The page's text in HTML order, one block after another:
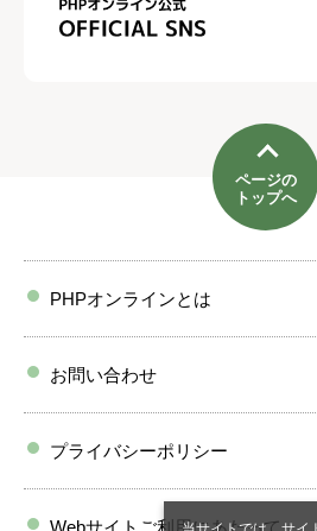
ページの
トップへ
PHPオンラインとは
お問い合わせ
プライバシーポリシー